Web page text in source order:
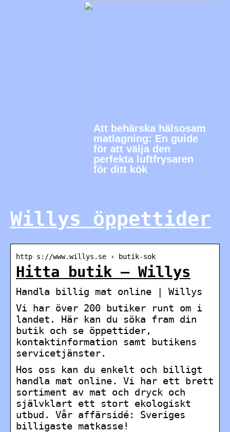
Att behärska hälsosam
matlagning: En guide
för att välja den
perfekta luftfrysaren
för ditt kök
Willys öppettider
http s://www.willys.se › butik-sok
Hitta butik – Willys
Handla billig mat online | Willys
Vi har över 200 butiker runt om i
landet. Här kan du söka fram din
butik och se öppettider,
kontaktinformation samt butikens
servicetjänster.
Hos oss kan du enkelt och billigt
handla mat online. Vi har ett brett
sortiment av mat och dryck och
självklart ett stort ekologiskt
utbud. Vår affärsidé: Sveriges
billigaste matkasse!